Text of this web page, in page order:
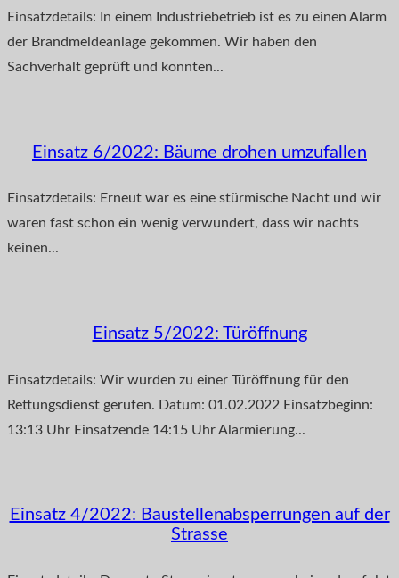
Einsatzdetails: In einem Industriebetrieb ist es zu einen Alarm
der Brandmeldeanlage gekommen. Wir haben den
Sachverhalt geprüft und konnten...
Einsatz 6/2022: Bäume drohen umzufallen
Einsatzdetails: Erneut war es eine stürmische Nacht und wir
waren fast schon ein wenig verwundert, dass wir nachts
keinen...
Einsatz 5/2022: Türöffnung
Einsatzdetails: Wir wurden zu einer Türöffnung für den
Rettungsdienst gerufen. Datum: 01.02.2022 Einsatzbeginn:
13:13 Uhr Einsatzende 14:15 Uhr Alarmierung...
Einsatz 4/2022: Baustellenabsperrungen auf der
Strasse